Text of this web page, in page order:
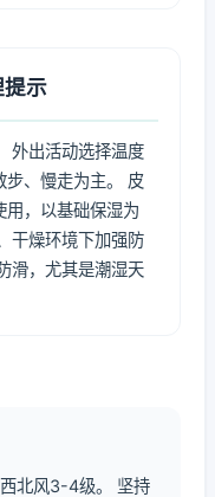
提示
外出活动选择温度
步、慢走为主。 皮
用，以基础保湿为
干燥环境下加强防
滑，尤其是潮湿天
北风3-4级。 坚持